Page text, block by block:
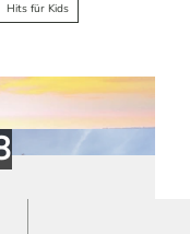
Hits für Kids